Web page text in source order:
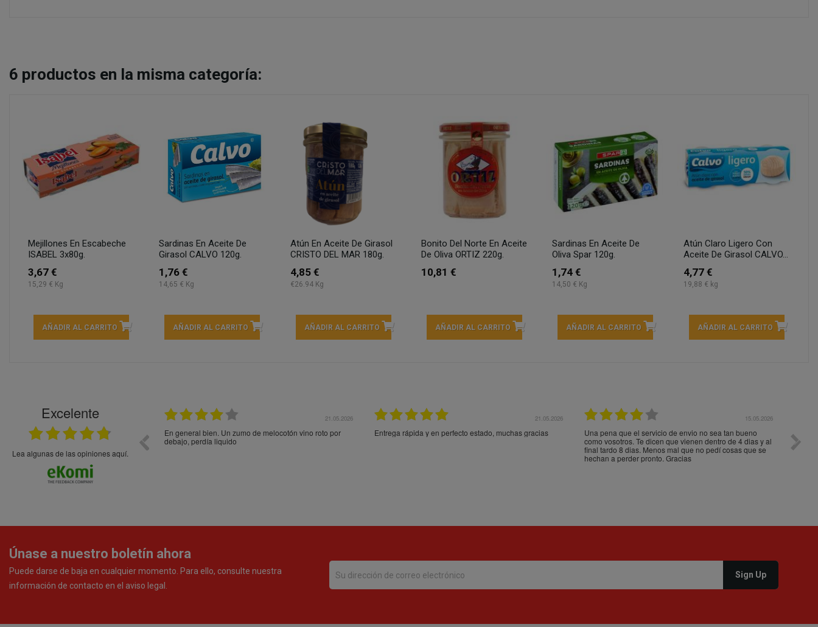
6 productos en la misma categoría:
Mejillones En Escabeche
ISABEL 3x80g.
3,67 €
15,29 € Kg
AÑADIR AL CARRITO
Sardinas En Aceite De
Girasol CALVO 120g.
1,76 €
14,65 € Kg
AÑADIR AL CARRITO
Atún En Aceite De Girasol
CRISTO DEL MAR 180g.
4,85 €
€26.94 Kg
AÑADIR AL CARRITO
Bonito Del Norte En Aceite
De Oliva ORTIZ 220g.
10,81 €
AÑADIR AL CARRITO
Sardinas En Aceite De
Oliva Spar 120g.
1,74 €
14,50 € Kg
AÑADIR AL CARRITO
Atún Claro Ligero Con
Aceite De Girasol CALVO...
4,77 €
19,88 € kg
AÑADIR AL CARRITO
Excelente
Lea algunas de las opiniones aquí.
21.05.2026
En general bien. Un zumo de melocotón vino roto por
debajo, perdía liquido
21.05.2026
Entrega rápida y en perfecto estado, muchas gracias
15.05.2026
Una pena que el servicio de envio no sea tan bueno
como vosotros. Te dicen que vienen dentro de 4 dias y al
final tardo 8 dias. Menos mal que no pedí cosas que se
hechan a perder pronto. Gracias
Únase a nuestro boletín ahora
Puede darse de baja en cualquier momento. Para ello, consulte nuestra
información de contacto en el aviso legal.